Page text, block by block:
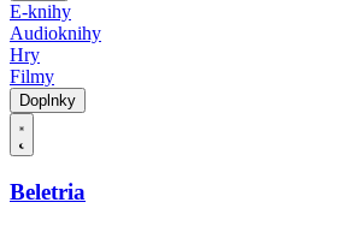
E-knihy
Audioknihy
Hry
Filmy
Doplnky
Beletria